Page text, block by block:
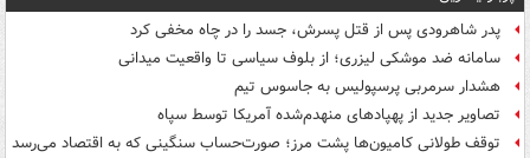
پدر شاهرودی پس از قتل پسرش، جسد را در چاه مخفی کرد
سامانه ضد موشکی لیزری؛ از بلوف سیاسی تا واقعیت میدانی
هشدار سرمربی پرسپولیس به جاسوس تیم
تصاویر جدید از پهپادهای منهدم‌شده آمریکا توسط سپاه
توقف طولانی کامیون‌ها پشت مرز؛ صورت‌حساب سنگینی که به اقتصاد می‌رسد